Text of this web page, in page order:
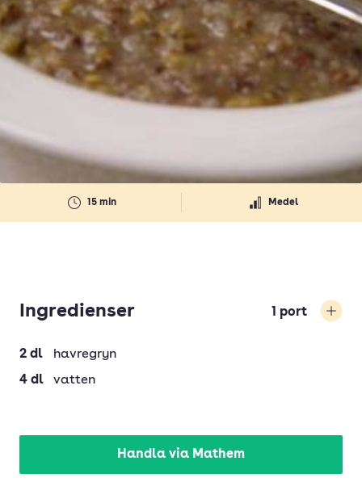
15 min Medel
Ingredienser 1 port
2 dl
havregryn
4 dl vatten
Handla via Mathem